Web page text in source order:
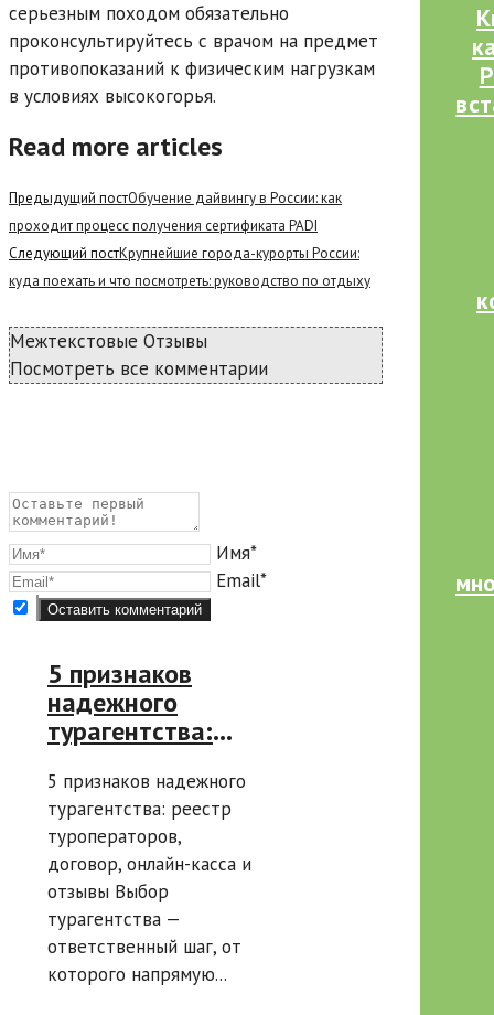
серьезным походом обязательно
проконсультируйтесь с врачом на предмет
противопоказаний к физическим нагрузкам
в условиях высокогорья.
Read more articles
Предыдущий постОбучение дайвингу в России: как
проходит процесс получения сертификата PADI
Следующий постКрупнейшие города-курорты России:
куда поехать и что посмотреть: руководство по отдыху
Межтекстовые Отзывы
Посмотреть все комментарии
Имя*
Email*
5 признаков
надежного
турагентства:
туроператоров,
договор, онлайн-
касса и отзывы
5 признаков надежного
турагентства: реестр
туроператоров,
договор, онлайн-касса и
отзывы Выбор
турагентства —
ответственный шаг, от
которого напрямую...